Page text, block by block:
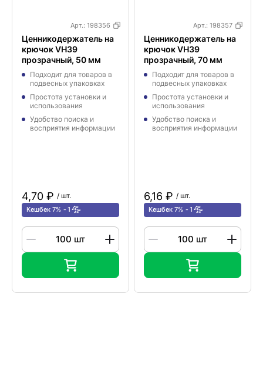
Арт.: 198356
Ценникодержатель на
крючок VH39
прозрачный, 50 мм
Подходит для товаров в
подвесных упаковках
Простота установки и
использования
Удобство поиска и
восприятия информации
4,70 ₽ / шт.
Кешбек 7% 1
Арт.: 198357
Ценникодержатель на
крючок VH39
прозрачный, 70 мм
Подходит для товаров в
подвесных упаковках
Простота установки и
использования
Удобство поиска и
восприятия информации
6,16 ₽ / шт.
Кешбек 7% 1